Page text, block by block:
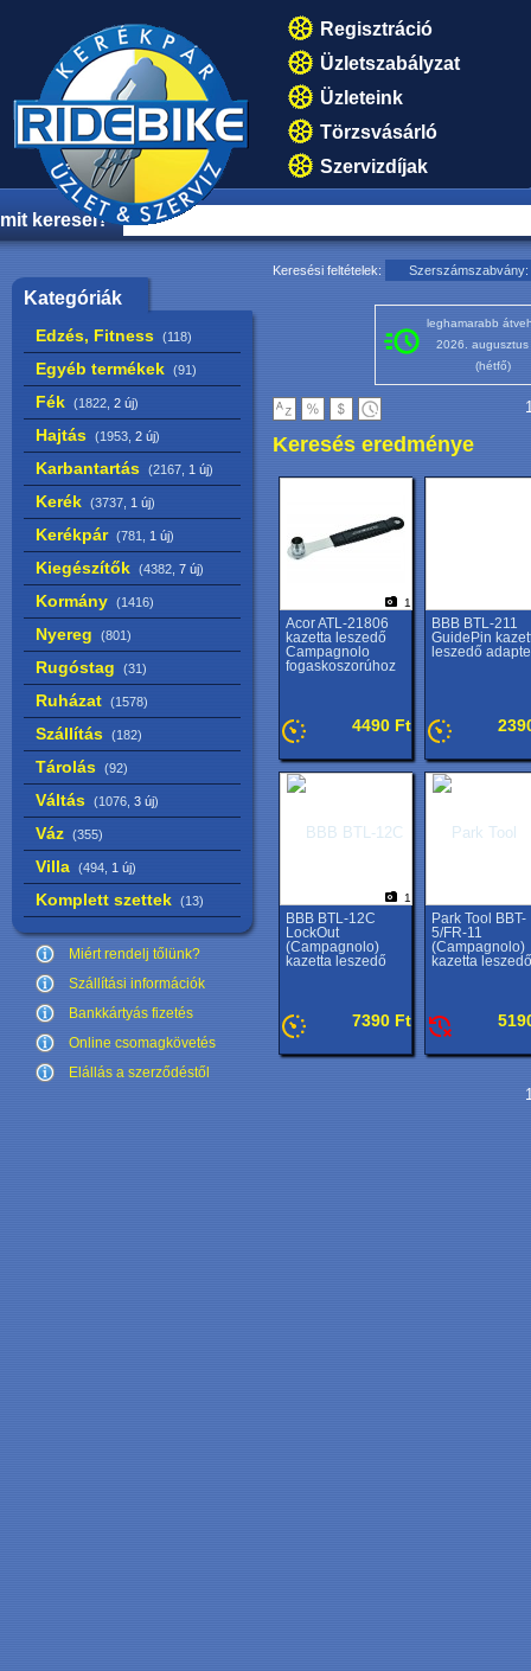
Regisztráció
Üzletszabályzat
Üzleteink
Törzsvásárló
Szervizdíjak
mit keresel?
Kategóriák
Edzés, Fitness (118)
Egyéb termékek (91)
Fék (1822, 2 új)
Hajtás (1953, 2 új)
Karbantartás (2167, 1 új)
Kerék (3737, 1 új)
Kerékpár (781, 1 új)
Kiegészítők (4382, 7 új)
Kormány (1416)
Nyereg (801)
Rugóstag (31)
Ruházat (1578)
Szállítás (182)
Tárolás (92)
Váltás (1076, 3 új)
Váz (355)
Villa (494, 1 új)
Komplett szettek (13)
Miért rendelj tőlünk?
Szállítási információk
Bankkártyás fizetés
Online csomagkövetés
Elállás a szerződéstől
Keresési feltételek:
leghamarabb
2026. augusztus
(hétfő)
Keresés eredménye
1
Acor ATL-21806
kazetta leszedő
Campagnolo
fogaskoszorúhoz
4490 Ft
BBB BTL-211
GuidePin
leszedő
1
BBB BTL-12C
LockOut
(Campagnolo)
kazetta leszedő
7390 Ft
Park Tool BBT-
5/FR-11
(Campagnolo)
kazetta leszedő